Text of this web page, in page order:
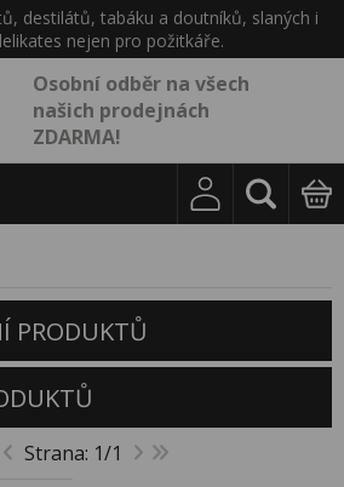
destilátů, tabáku a doutníků, slaných i
nejen pro požitkáře.
Osobní odběr na všech
našich prodejnách
ZDARMA!
PRODUKTŮ
Strana: 1/1